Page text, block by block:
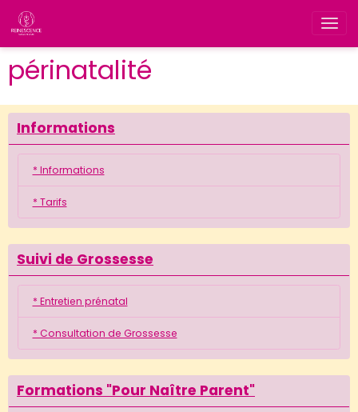
périnatalité
Informations
* Informations
* Tarifs
Suivi de Grossesse
* Entretien prénatal
* Consultation de Grossesse
Formations "Pour Naître Parent"